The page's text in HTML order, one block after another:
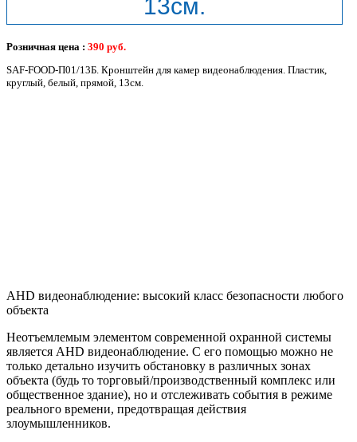
13см.
Розничная цена : 390 руб.
SAF-FOOD-П01/13Б. Кронштейн для камер видеонаблюдения. Пластик,
круглый, белый, прямой, 13см.
AHD видеонаблюдение: высокий класс безопасности любого
объекта
Неотъемлемым элементом современной охранной системы
является AHD видеонаблюдение. С его помощью можно не
только детально изучить обстановку в различных зонах
объекта (будь то торговый/производственный комплекс или
общественное здание), но и отслеживать события в режиме
реального времени, предотвращая действия
злоумышленников.